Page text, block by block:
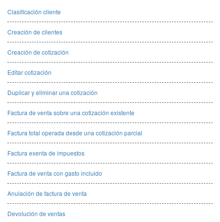
Clasificación cliente
Creación de clientes
Creación de cotización
Editar cotización
Duplicar y eliminar una cotización
Factura de venta sobre una cotización existente
Factura total operada desde una cotización parcial
Factura exenta de impuestos
Factura de venta con gasto incluido
Anulación de factura de venta
Devolución de ventas